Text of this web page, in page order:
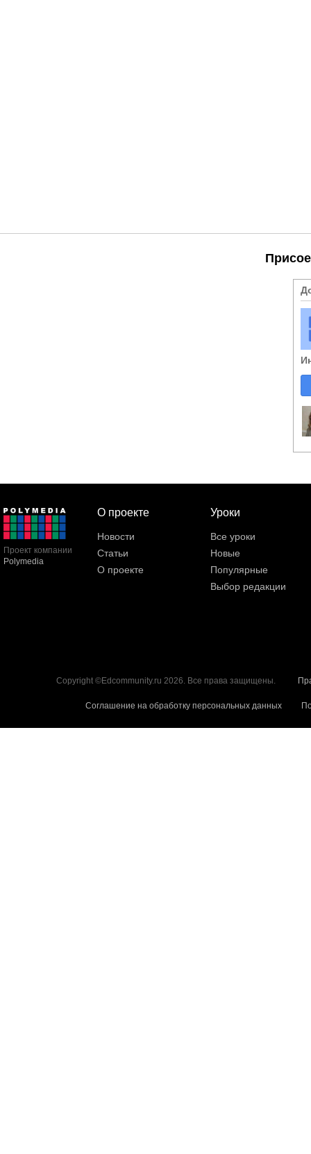
Проект компании
Polymedia
О проекте
Новости
Статьи
О проекте
Уроки
Все уроки
Новые
Популярные
Выбор редакции
Copyright ©Edcommunity.ru 2026. Все права защищены.
Соглашение на обработку персональных данных